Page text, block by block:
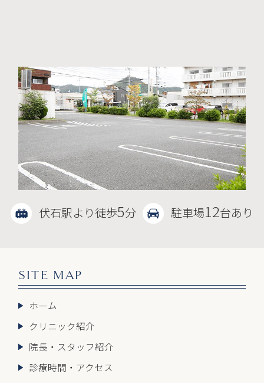
伏石駅より徒歩5分 駐車場12台あり
SITE MAP
ホーム
クリニック紹介
院長・スタッフ紹介
診療時間・アクセス